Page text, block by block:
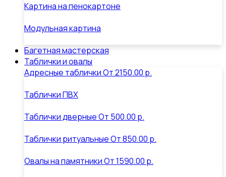
Картина на пенокартоне
Модульная картина
Багетная мастерская
Таблички и овалы
Адресные табличкиОт2150.00 р.
Таблички ПВХ
Таблички дверныеОт 500.00 р.
Таблички ритуальныеОт850.00 р.
Овалы на памятникиОт1590.00 р.